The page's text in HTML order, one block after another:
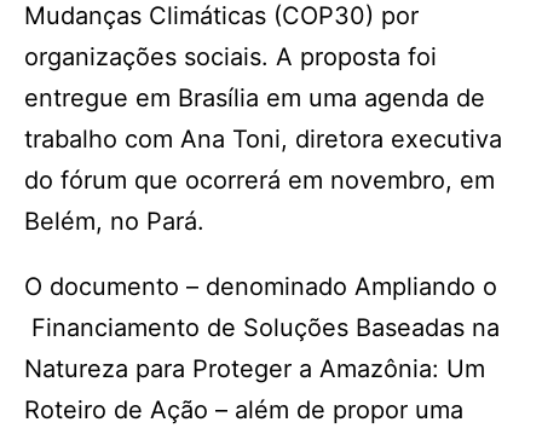
Mudanças Climáticas (COP30) por
organizações sociais. A proposta foi
entregue em Brasília em uma agenda de
trabalho com Ana Toni, diretora executiva
do fórum que ocorrerá em novembro, em
Belém, no Pará.
O documento – denominado Ampliando o
Financiamento de Soluções Baseadas na
Natureza para Proteger a Amazônia: Um
Roteiro de Ação – além de propor uma